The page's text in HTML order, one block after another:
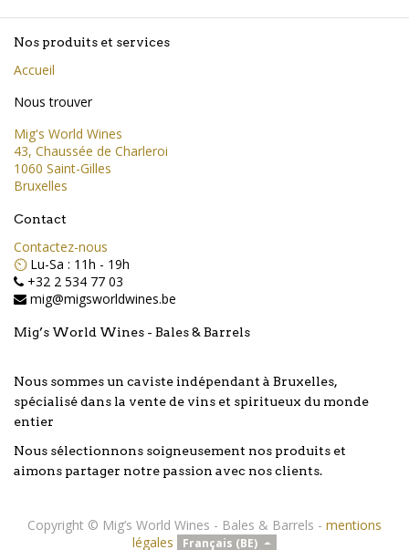
Nos produits et services
Accueil
Nous trouver
Mig's World Wines
43, Chaussée de Charleroi
1060 Saint-Gilles
Bruxelles
Contact
Contactez-nous
⏲️ Lu-Sa : 11h - 19h
+32 2 534 77 03
mig@migsworldwines.be
Mig’s World Wines - Bales & Barrels
Nous sommes un caviste indépendant à Bruxelles,
spécialisé dans la vente de vins et spiritueux du monde
entier
Nous sélectionnons soigneusement nos produits et
aimons partager notre passion avec nos clients.
Copyright © Mig’s World Wines - Bales & Barrels - mentions
légales
Français (BE)